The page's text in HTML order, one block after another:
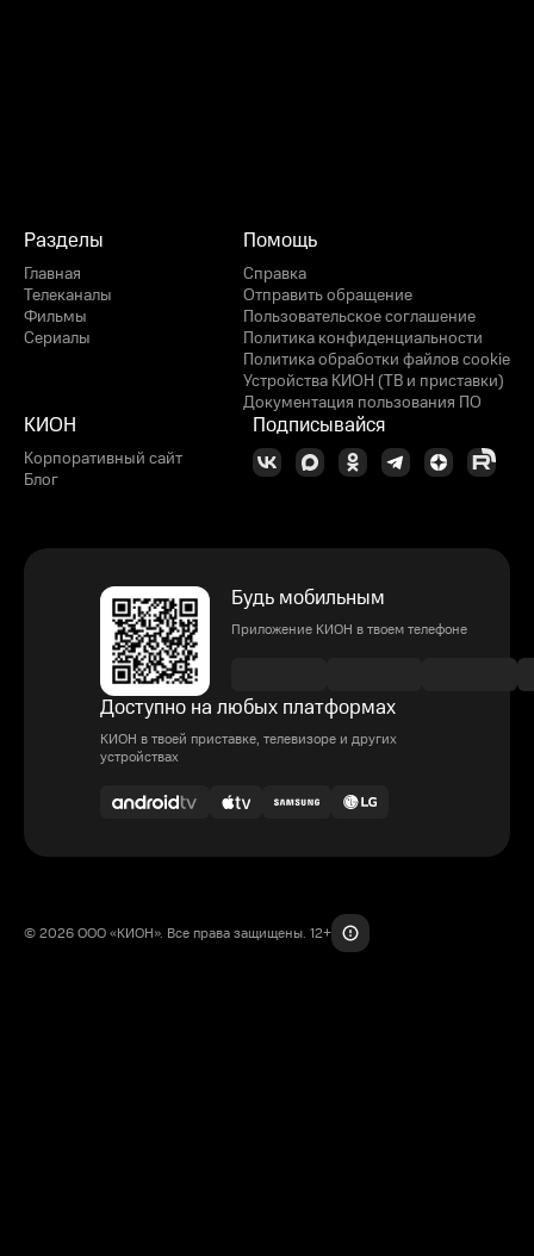
Разделы
Главная
Телеканалы
Фильмы
Сериалы
Помощь
Справка
Отправить обращение
Пользовательское соглашение
Политика конфиденциальности
Политика обработки файлов cookie
Устройства КИОН (ТВ и приставки)
Документация пользования ПО
КИОН
Корпоративный сайт
Блог
Подписывайся
Будь мобильным
Приложение КИОН в твоем телефоне
Доступно на любых платформах
КИОН в твоей приставке, телевизоре и других
устройствах
© 2026 ООО «КИОН». Все права защищены. 12+